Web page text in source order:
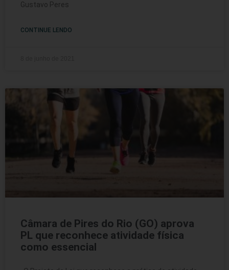
Gustavo Peres
CONTINUE LENDO
Câmara de Pires do Rio (GO) aprova
PL que reconhece atividade física
como essencial